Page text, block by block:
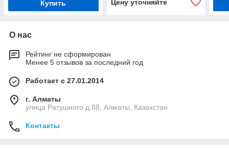
Купить Цену уточняйте
О нас
Рейтинг не сформирован
Менее 5 отзывов за последний год
Работает с 27.01.2014
г. Алматы
улица Ратушного д.88, Алматы, Казахстан
Контакты